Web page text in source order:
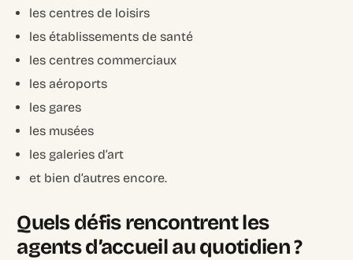
les centres de loisirs
les établissements de santé
les centres commerciaux
les aéroports
les gares
les musées
les galeries d’art
et bien d’autres encore.
Quels défis rencontrent les
agents d’accueil au quotidien ?